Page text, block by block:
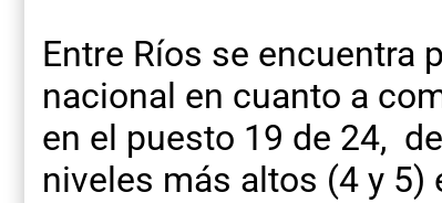
Entre Ríos se encuentra
nacional en cuanto a
en el puesto 19 de 24,
niveles más altos (4 y